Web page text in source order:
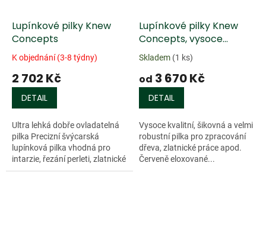
Lupínkové pilky Knew
Concepts
K objednání (3-8 týdny)
2 702 Kč
DETAIL
Ultra lehká dobře ovladatelná
pilka Precizní švýcarská
lupínková pilka vhodná pro
intarzie, řezání perleti, zlatnické
práce a další jemnou
Lupínkové pilky Knew
Concepts, vysoce
odolné s otočnou čepelí
Skladem (1 ks)
od 3 670 Kč
DETAIL
Vysoce kvalitní, šikovná a velmi
robustní pilka pro zpracování
dřeva, zlatnické práce apod.
Červeně eloxované...